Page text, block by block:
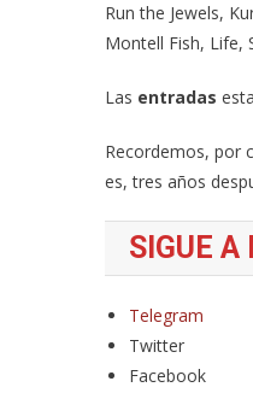
Run the Jewels,
Montell Fish, Life,
Las entradas
Recordemos, por
es, tres años
SIGUE A
Telegram
Twitter
Facebook